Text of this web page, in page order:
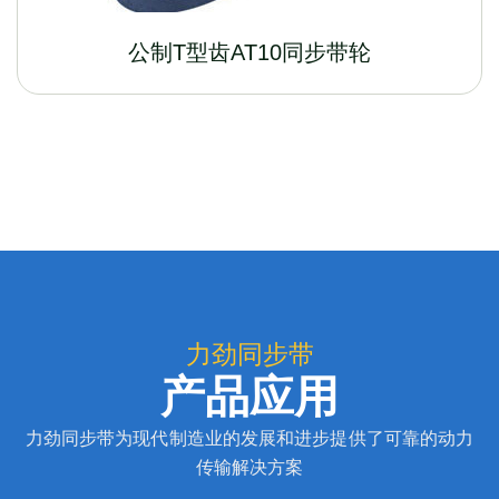
公制T型齿AT10同步带轮
力劲同步带
产品应用
力劲同步带为现代制造业的发展和进步提供了可靠的动力
传输解决方案